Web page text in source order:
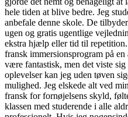
hele tiden at blive bedre. Jeg
anbefale denne skole. De
ugen og gratis ugentlige
ekstra hjælp eller tid til
fransk immersionsprogram på
være fantastisk, men det viste
oplevelser kan jeg uden tøven
mulighed. Jeg elskede alt ved
fransk for fornøjelsens skyld,
klassen med studerende i alle